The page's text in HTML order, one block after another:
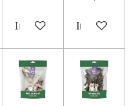
In winkelwagen
In